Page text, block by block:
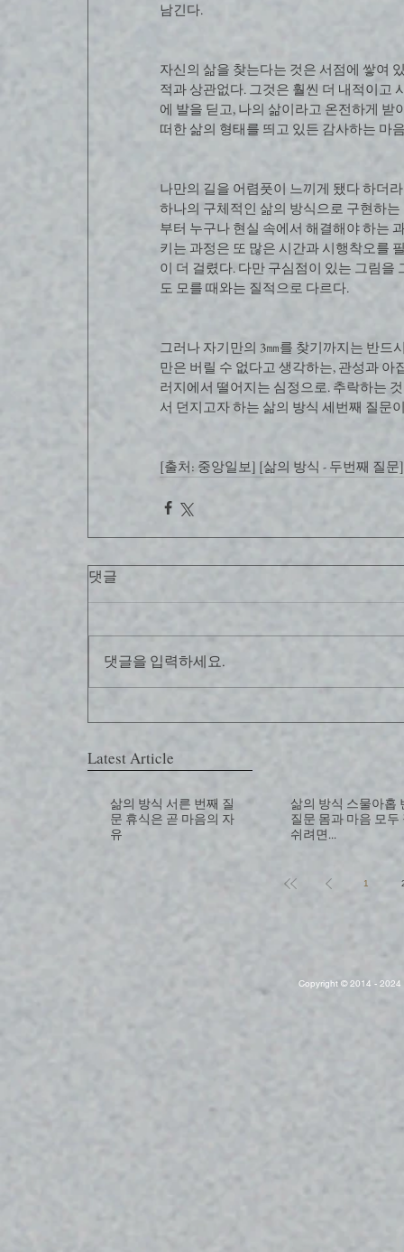
남긴다.
자신의 삶을 찾는다는 것은 서점에 쌓여
적과 상관없다. 그것은 훨씬 더 내적이고
에 발을 딛고, 나의 삶이라고 온전하게 받
떠한 삶의 형태를 띄고 있든 감사하는 마
나만의 길을 어렴풋이 느끼게 됐다 하더
하나의 구체적인 삶의 방식으로 구현하
부터 누구나 현실 속에서 해결해야 하는
키는 과정은 또 많은 시간과 시행착오를
이 더 걸렸다. 다만 구심점이 있는 그림
도 모를 때와는 질적으로 다르다.
그러나 자기만의 3㎜를 찾기까지는 반드
만은 버릴 수 없다고 생각하는, 관성과
러지에서 떨어지는 심정으로. 추락하는
서 던지고자 하는 삶의 방식 세번째 질문
[출처: 중앙일보] [삶의 방식 - 두번째 질
댓글
댓글을 입력하세요.
Latest Article
삶의 방식 서른 번째 질
문 휴식은 곧 마음의 자
유
삶의 방식 스물아홉
질문 몸과 마음 모두
쉬려면...
1
Copyright © 2014 - 2024